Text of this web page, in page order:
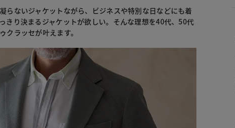
らないジャケットながら、ビジネスや特別な日などにも着
きり決まるジャケットが欲しい。そんな理想を40代、50代
クラッセが叶えます。